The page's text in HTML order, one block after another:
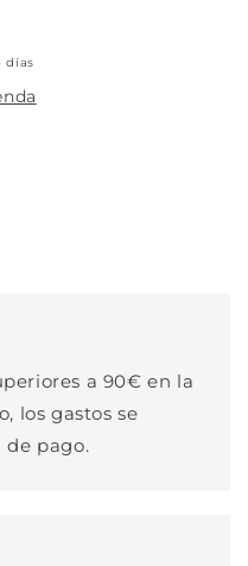
días
a 90€ en la
los gastos se
pago.